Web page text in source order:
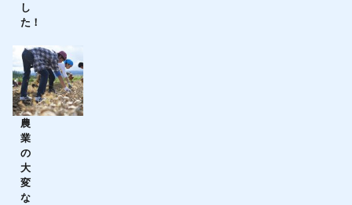
し
た！
農
業
の
大
変
な